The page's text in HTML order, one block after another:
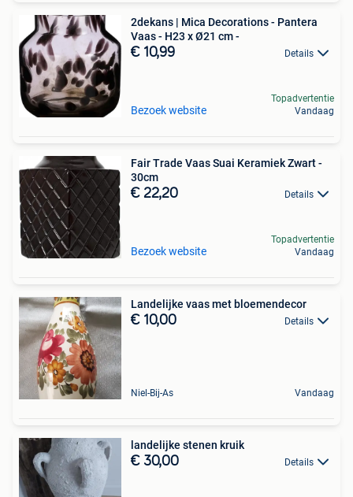
2dekans | Mica Decorations - Pantera
Vaas - H23 x Ø21 cm -
€ 10,99 Details
Bezoek website
Topadvertentie
Vandaag
Fair Trade Vaas Suai Keramiek Zwart -
30cm
€ 22,20 Details
Bezoek website
Topadvertentie
Vandaag
Landelijke vaas met bloemendecor
€ 10,00 Details
Niel-Bij-As Vandaag
landelijke stenen kruik
€ 30,00 Details